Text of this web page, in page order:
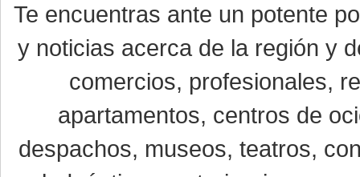
Te encuentras ante un potente
y noticias acerca de la región y
comercios, profesionales,
apartamentos, centros de
despachos, museos, teatros,